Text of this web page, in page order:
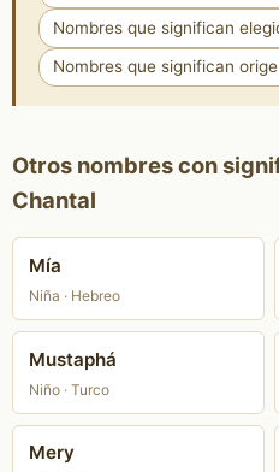
Nombres que significan
Nombres que significan
Otros nombres con
Chantal
Mía
Niña · Hebreo
Mustaphá
Niño · Turco
Mery